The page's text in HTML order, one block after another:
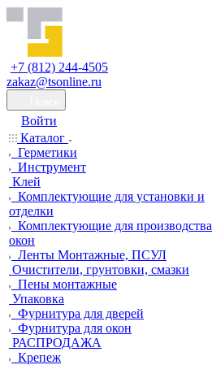
+7 (812) 244-4505
zakaz@tsonline.ru
Войти
Каталог
Герметики
Инструмент
Клей
Комплектующие для установки и
отделки
Комплектующие для производства
окон
Ленты Монтажные, ПСУЛ
Очистители, грунтовки, смазки
Пены монтажные
Упаковка
Фурнитура для дверей
Фурнитура для окон
РАСПРОДАЖА
Крепеж